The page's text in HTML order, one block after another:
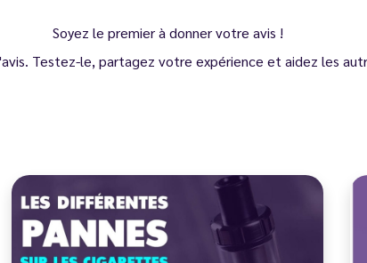
Soyez le premier à donner votre avis !
Testez-le, partagez votre expérience et aidez les